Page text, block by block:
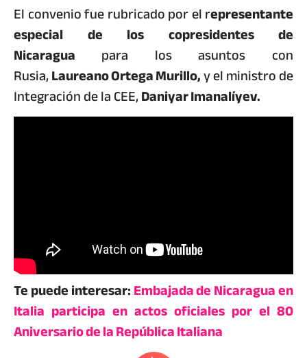
El convenio fue rubricado por el representante
especial de los copresidentes de
Nicaragua para los asuntos con
Rusia,Laureano Ortega Murillo,y el ministro de
Integración de la CEE,Daniyar Imanalíyev.
Te puede interesar:Embajada de Nicaragua en
Italia participa en actos oficiales por el 80
Aniversario de la República Italiana